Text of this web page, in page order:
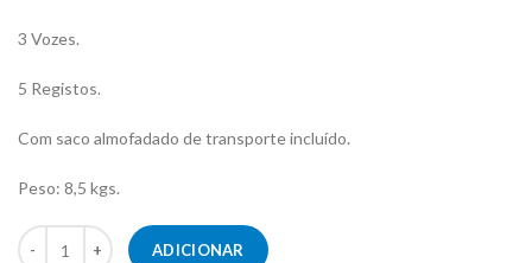
3 Vozes.
5 Registos.
Com saco almofadado de transporte incluído.
Peso: 8,5 kgs.
Quantidade de Acordeão Estrella 34/72 Preto
ADICIONAR